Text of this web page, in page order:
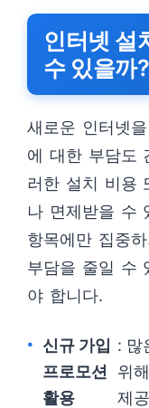
인터넷 설
수 있을까?
새로운 인터넷
에 대한 부담도
러한 설치 비용
나 면제받을 수
항목에만 집중
부담을 줄일 수
야 합니다.
신규 가입
프로모션
활용
: 많
위
제